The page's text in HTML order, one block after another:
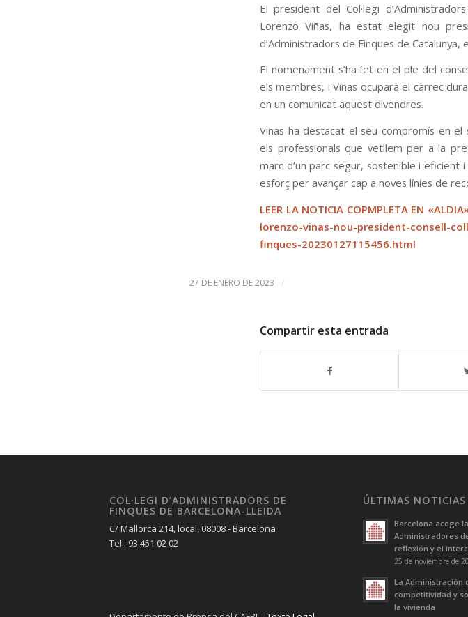
El president del Col·legi
Lorenzo Viñas, ha estat elegit nou
d’Administradors de Finques de Catalunya,
El nomenament s’ha fet en el ple del
els membres, i Viñas ocuparà el càrrec
en un comunicat aquest divendres.
Viñas ha destacat el seu compromís en
els professionals que vetllem per a la
marc d’un parc segur, sostenible i
esforç per avançar cap a noves línies de
LEER LA NOTICIA COPMPLETA EN
lorenzo-vinas-nou-president-consell-
finques-20230127115456.html
27 DE ENERO DE 2023 /
Compartir esta entrada
COL·LEGI D’ADMINISTRADORS DE
FINQUES DE BARCELONA-LLEIDA
C/ Mallorca 214, local, 08008 - Barcelona
Tel.: 93 451 02 02
ÚLTIMAS NOTICIAS
Barcelona acoge
Administradores
reflexión y el
25 de noviembre de
La Administración
competitividad y
la vivienda